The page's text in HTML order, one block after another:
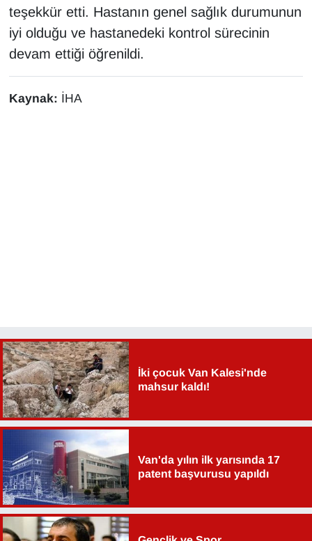
teşekkür etti. Hastanın genel sağlık durumunun
iyi olduğu ve hastanedeki kontrol sürecinin
devam ettiği öğrenildi.
Kaynak: İHA
İki çocuk Van Kalesi'nde
mahsur kaldı!
Van'da yılın ilk yarısında 17
patent başvurusu yapıldı
Resmi İlanlar
RÖPORTAJ
SAĞLIK
Turizm
VAN'DA SPOR
Vasıta
YAŞAM
YEREL